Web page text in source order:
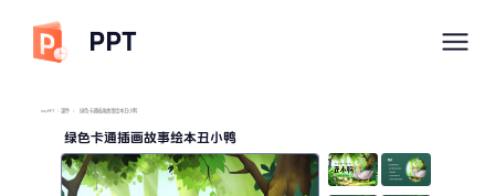
PPT
imyPPT / 课件 / 绿色卡通插画故事绘本丑小鸭
绿色卡通插画故事绘本丑小鸭